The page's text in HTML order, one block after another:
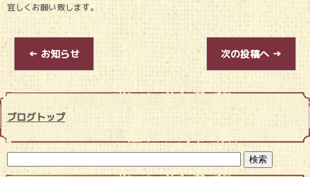
宜しくお願い致します。
← お知らせ 次の投稿へ →
ブログトップ